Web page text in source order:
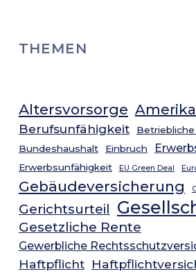
THEMEN
Altersvorsorge Amerika
Berufsunfähigkeit
Bundeshaushalt
Einbruch
Erwerbsunfähigkeit EU Green Deal
Gebäudeversicherung
Gerichtsurteil
Gesetzliche Rente
Gewerbliche
Haftpflicht